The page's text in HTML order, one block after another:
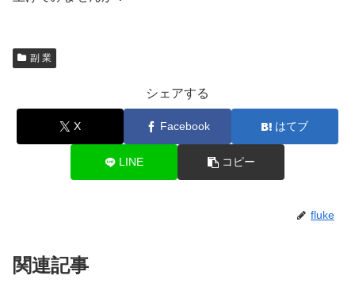
副 業
シェアする
X Facebook はてブ
LINE コピー
fluke
関連記事